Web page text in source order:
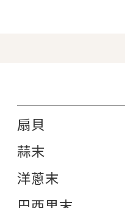
扇貝
蒜末
洋蔥末